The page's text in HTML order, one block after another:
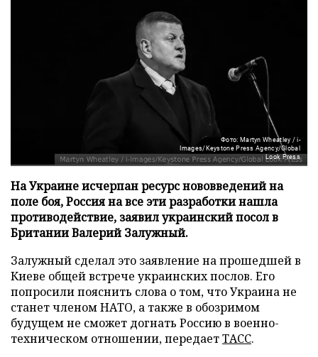
Фото: Martyn Wheatley / i-
Images/Keystone Press Agency/Global
Look Press
На Украине исчерпан ресурс нововведений на
поле боя, Россия на все эти разработки нашла
противодействие, заявил украинский посол в
Британии Валерий Залужный.
Залужный сделал это заявление на прошедшей в
Киеве общей встрече украинских послов. Его
попросили пояснить слова о том, что Украина не
станет членом НАТО, а также в обозримом
будущем не сможет догнать Россию в военно-
техническом отношении, передаетТАСС.